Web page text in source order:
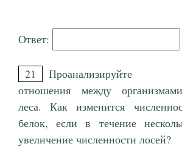
Ответ:
21
Проанализируйте
отношения между
леса. Как изменится
белок, если в течение
увеличение численности лосей?